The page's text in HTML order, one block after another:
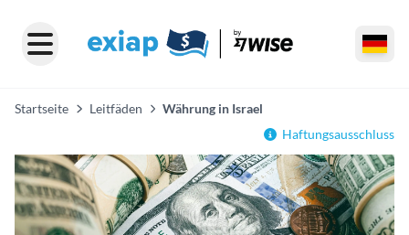
Startseite Leitfäden
Währung in Israel
Haftungsausschluss